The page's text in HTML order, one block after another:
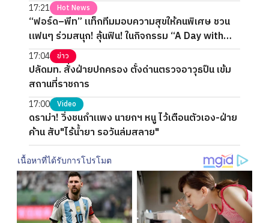
17:21 Hot News
“ฟอร์ด–พีท” แท็กทีมมอบความสุขให้คนพิเศษ ชวน
แฟนๆ ร่วมสนุก! ลุ้นฟิน! ในกิจกรรม “A Day with
FORTPEAT Exclusive Fan Meet”
17:04 ข่าว
ปลัดมท. สั่งฝ่ายปกครอง ตั้งด่านตรวจอาวุธปืน เข้ม
สถานที่ราชการ
17:00 Video
ดราม่า! วิ่งชนกำแพง นายกฯ หนู ไว้เตือนตัวเอง-ฝ่าย
ค้าน สับ"ไร้น้ำยา รอวันล่มสลาย"